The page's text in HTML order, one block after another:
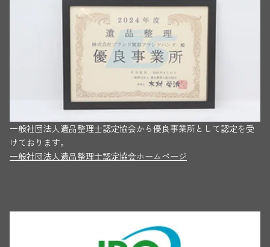
一般社団法人遺品整理士認定協会から優良事業所として認定を受
けております。
一般社団法人遺品整理士認定協会ホームページ